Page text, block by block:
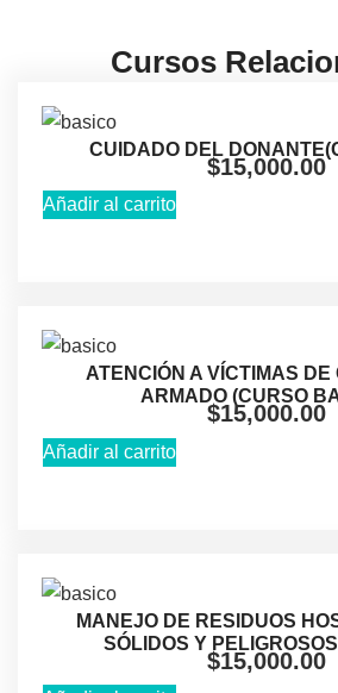
Cursos
CUIDADO DEL
$15,000.00
Añadir al carrito
ATENCIÓN A VÍCTIMAS DE
ARMADO (CURSO
$15,000.00
Añadir al carrito
MANEJO DE RESIDUOS
SÓLIDOS Y
$15,000.00